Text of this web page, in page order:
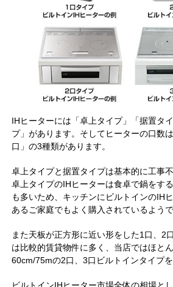
IHヒーターには「卓上タイプ」「据置タ
プ」があります。そしてヒーターの口数
口」の3種類があります。
卓上タイプと据置タイプは基本的に工事不
卓上タイプのIHヒーターは食卓で鍋をす
も多いため、キッチンにビルトインのIH
あるご家庭でもよく購入されているようで
また天板が正方形に近い形をした1口、2
は比較的賃貸物件に多く、当店ではほと
60cm/75mの2口、3口ビルトインタイプを